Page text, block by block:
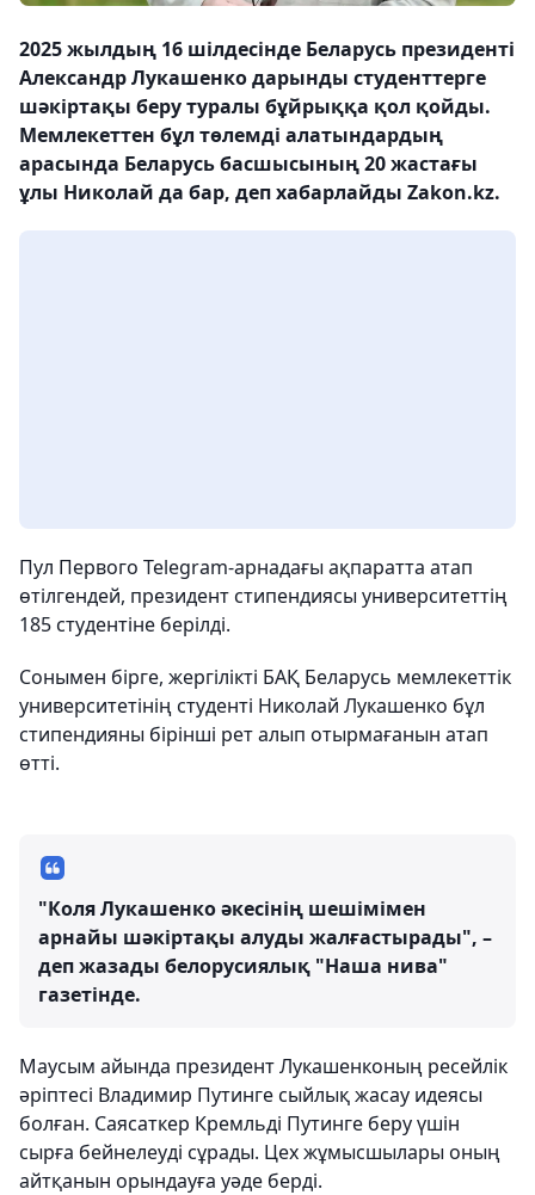
2025 жылдың 16 шілдесінде Беларусь президенті
Александр Лукашенко дарынды студенттерге
шәкіртақы беру туралы бұйрыққа қол қойды.
Мемлекеттен бұл төлемді алатындардың
арасында Беларусь басшысының 20 жастағы
ұлы Николай да бар, деп хабарлайды Zakon.kz.
Пул Первого Telegram-арнадағы ақпаратта атап
өтілгендей, президент стипендиясы университеттің
185 студентіне берілді.
Сонымен бірге, жергілікті БАҚ Беларусь мемлекеттік
университетінің студенті Николай Лукашенко бұл
стипендияны бірінші рет алып отырмағанын атап
өтті.
"Коля Лукашенко әкесінің шешімімен
арнайы шәкіртақы алуды жалғастырады", –
деп жазады белорусиялық "Наша нива"
газетінде.
Маусым айында президент Лукашенконың ресейлік
әріптесі Владимир Путинге сыйлық жасау идеясы
болған. Саясаткер Кремльді Путинге беру үшін
сырға бейнелеуді сұрады. Цех жұмысшылары оның
айтқанын орындауға уәде берді.